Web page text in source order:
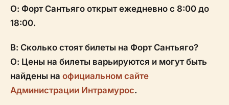
О: Форт Сантьяго открыт ежедневно с 8:00 до
18:00.
В: Сколько стоят билеты на Форт Сантьяго?
О: Цены на билеты варьируются и могут быть
найдены на официальном сайте
Администрации Интрамурос.